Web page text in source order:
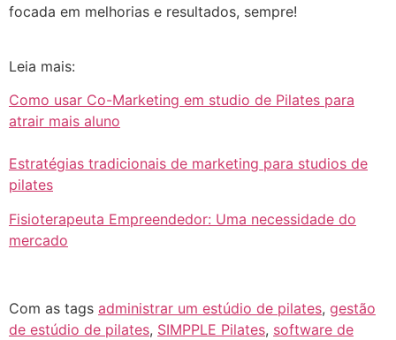
focada em melhorias e resultados, sempre!
Leia mais:
Como usar Co-Marketing em studio de Pilates para
atrair mais aluno
Estratégias tradicionais de marketing para studios de
pilates
Fisioterapeuta Empreendedor: Uma necessidade do
mercado
Com as tags administrar um estúdio de pilates, gestão
de estúdio de pilates, SIMPPLE Pilates, software de